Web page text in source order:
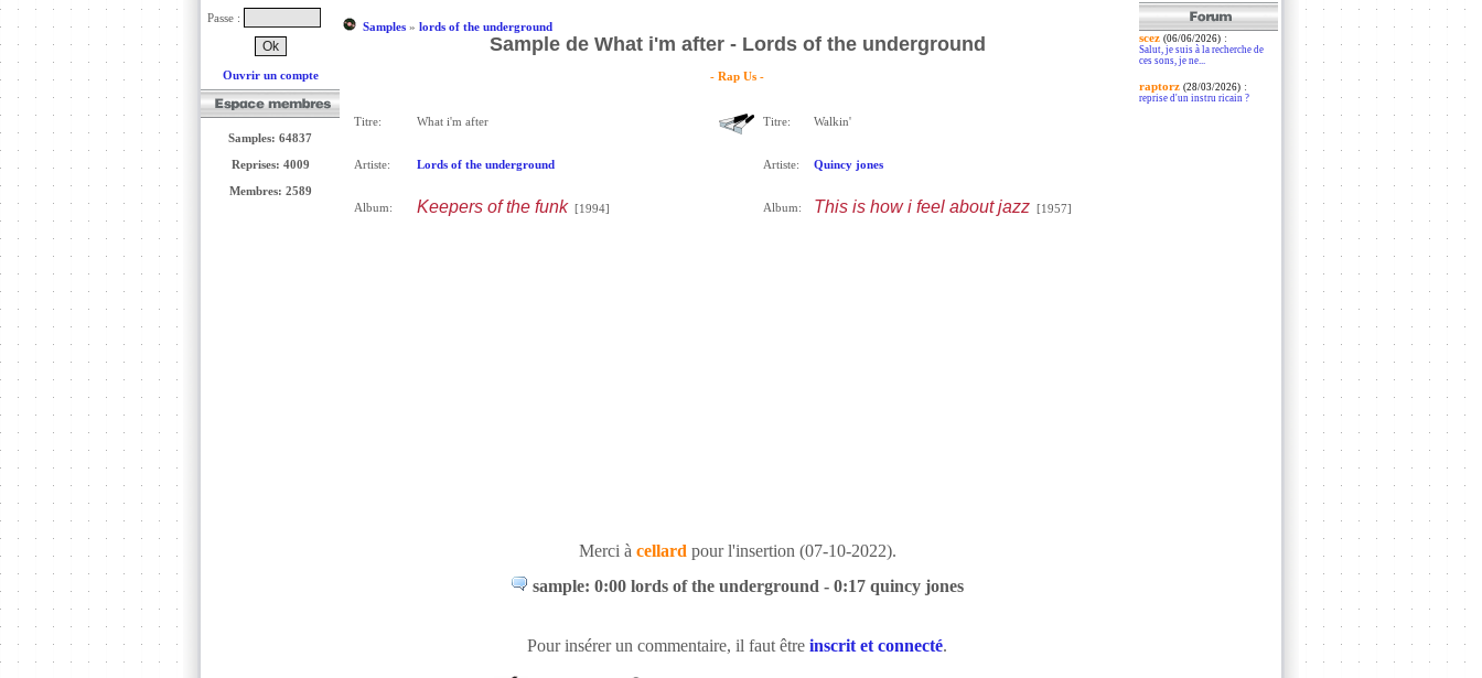
Passe :
Ouvrir un compte
Samples: 64837
Reprises: 4009
Membres: 2589
Samples» lords of the underground
Sample de What i'm after - Lords of the underground
- Rap Us -
Titre: What i'm after
Artiste: Lords of the underground
Album: Keepers of the funk[1994]
Titre: Walkin'
Artiste: Quincy jones
Album: This is how i feel about jazz[1957]
Merci à cellard pour l'insertion (07-10-2022).
sample: 0:00 lords of the underground - 0:17 quincy jones
Pour insérer un commentaire, il faut être inscrit et connecté.
scez (06/06/2026):
Salut, je suis à la recherche de
ces sons, je ne...
raptorz (28/03/2026):
reprise d'un instru ricain ?